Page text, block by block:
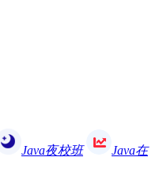
Java夜校班 Java在